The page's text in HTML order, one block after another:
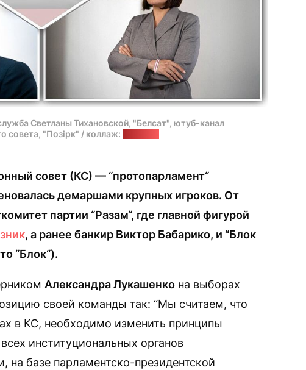
Светланы Тихановской, "Белсат", ютуб-канал
совета, "Позірк" / коллаж:
совет (КС) — “протопарламент“
демаршами крупных игроков. От
партии “Разам“, где главной фигурой
, а ранее банкир Виктор Бабарико, и “Блок
“Блок“).
Александра Лукашенко на выборах
своей команды так: “Мы считаем, что
в КС, необходимо изменить принципы
институциональных органов
на базе парламентско-президентской